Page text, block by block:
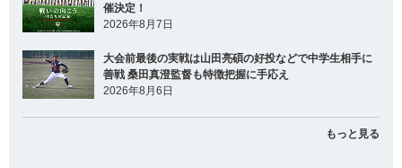
催決定！
2026年8月7日
大会前最後の実戦は山田亮碩の好投などで中学生相手に
善戦 桑田真澄監督も特徴把握に手応え
2026年8月6日
もっと見る